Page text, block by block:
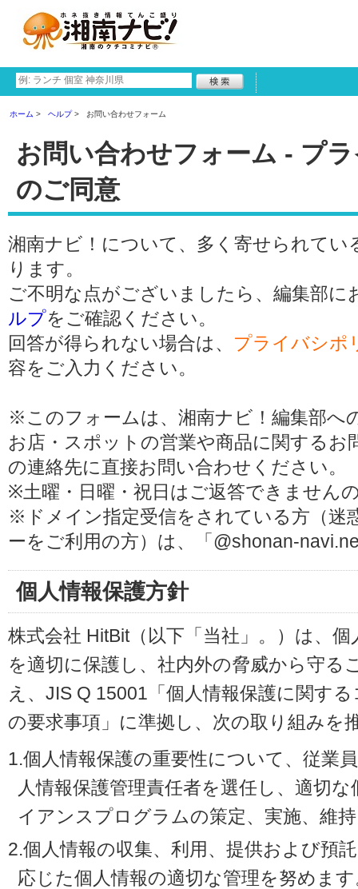
ホーム ヘルプ お問い合わせフォーム
お問い合わせフォーム - プ
のご同意
湘南ナビ！について、多く寄せられてい
ります。
ご不明な点がございましたら、編集部
ルプをご確認ください。
回答が得られない場合は、 プライバシポ
容をご入力ください。
※このフォームは、湘南ナビ！編集部へ
お店・スポットの営業や商品に関する
の連絡先に直接お問い合わせください。
※土曜・日曜・祝日はご返答できません
※ドメイン指定受信をされている方（迷
ーをご利用の方）は、「@shonan-
個人情報保護方針
株式会社 HitBit（以下「当社」。）は、
を適切に保護し、社内外の脅威から守る
え、JIS Q 15001「個人情報保護に関す
の要求事項」に準拠し、次の取り組みを
1.個人情報保護の重要性について、従業
人情報保護管理責任者を選任し、適切
イアンスプログラムの策定、実施、維
2.個人情報の収集、利用、提供および預
応じた個人情報の適切な管理を努めま